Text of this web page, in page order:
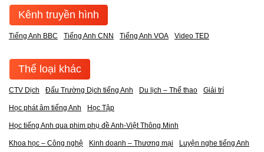
Kênh truyền hình
Tiếng Anh BBC Tiếng Anh CNN Tiếng Anh VOA Video TED
Thể loại khác
CTV Dịch Đấu Trường Dịch tiếng Anh Du lịch – Thể thao Giải trí
Học phát âm tiếng Anh Học Tập
Học tiếng Anh qua phim phụ đề Anh-Việt Thông Minh
Khoa học – Công nghệ Kinh doanh – Thương mại Luyện nghe tiếng Anh